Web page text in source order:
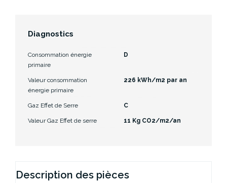
Diagnostics
Consommation énergie
primaire
D
Valeur consommation
énergie primaire
226 kWh/m2 par an
Gaz Effet de Serre C
Valeur Gaz Effet de serre 11 Kg CO2/m2/an
Description des pièces